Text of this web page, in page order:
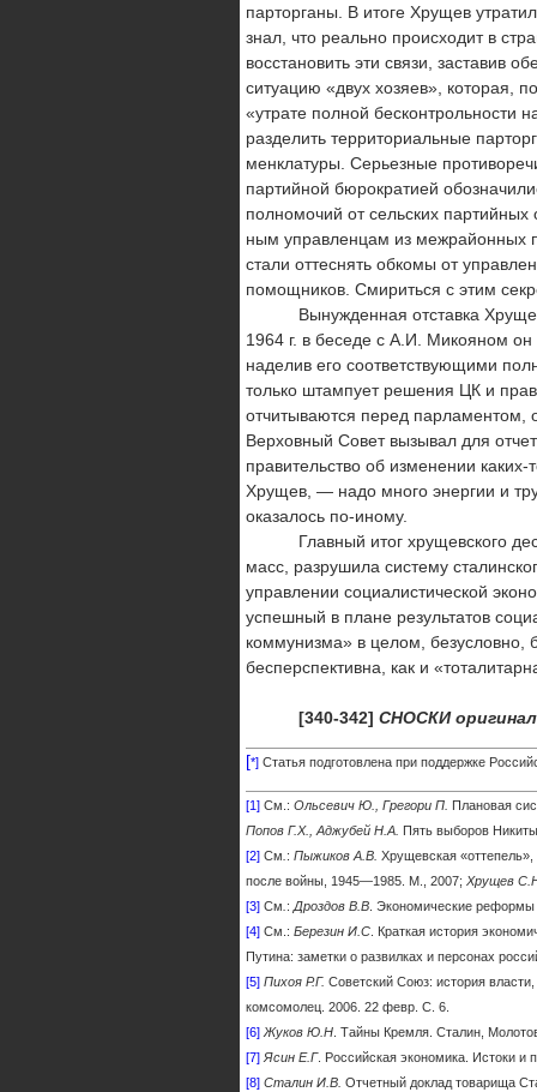
парторганы. В итоге Хрущев
знал, что реально происходит в
восстановить эти связи, заставив
ситуацию «двух хозяев», которая,
«утрате пол­ной бесконтрольности
разделить территориальные
менклатуры. Серьезные
партийной бюрократией
полномочий от сельских
ным управленцам из межрайонных
стали оттеснять обкомы от
помощников. Смириться с этим
Вынужденная отставка
1964 г. в беседе с А.И. Микоя­ном
наделив его соответствующими
только штампует решения ЦК и
отчитываются перед парламентом,
Верховный Совет вызывал для
правительство об изменении
Хрущев, — надо много энергии и
оказалось по-иному.
Главный итог хрущевского
масс, разрушила систему
управлении социалистической
успешный в плане результатов
коммунизма» в целом, безусловно,
бесперспективна, как и
[340-342] СНОСКИ
[*] Статья подготовлена при поддержке
[1] См.: Ольсевич Ю., Грегори П. Плановая
Попов Г.Х., Ад­жубей Н.А. Пять выборов
[2] См : Пыжиков А.В. Хрущевская
после войны, 1945—1985. М., 2007; Хрущев
[3] См : Дроздов В.В . Экономические
[4] См.: Березин И.С . Краткая история
Путина: заметки о развилках и персонах
[5] Пихоя Р.Г. Советский Союз: история
комсо­молец. 2006. 22 февр. С. 6.
[6] Жуков Ю.Н . Тайны Кремля. Сталин,
[7] Ясин Е.Г. Российская экономика. Истоки
[8] Сталин И.В. Отчетный доклад товарища